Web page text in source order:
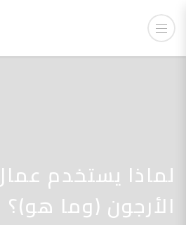
لماذا يستخدم
الأرجون (وما هو)؟